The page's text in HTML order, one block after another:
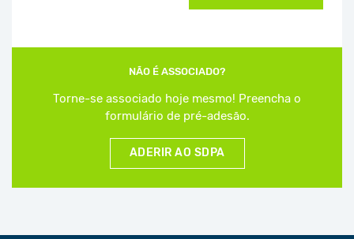
NÃO É ASSOCIADO?
Torne-se associado hoje mesmo! Preencha o
formulário de pré-adesão.
ADERIR AO SDPA